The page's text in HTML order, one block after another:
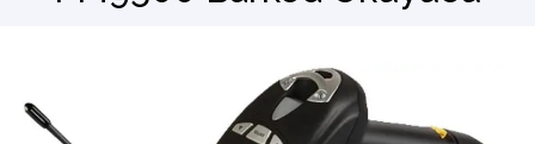
Barkod Okuyucu